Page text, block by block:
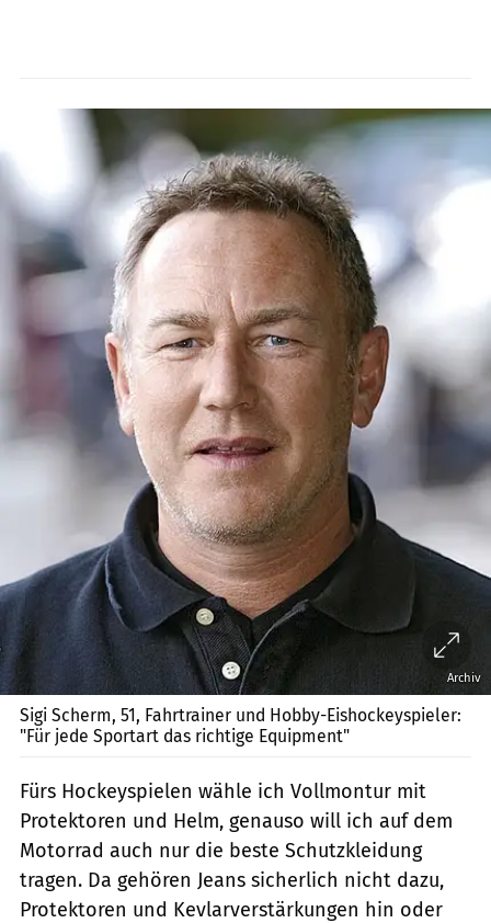
Archiv
Sigi Scherm, 51, Fahrtrainer und Hobby-Eishockeyspieler:
"Für jede Sportart das richtige Equipment"
Fürs Hockeyspielen wähle ich Vollmontur mit
Protektoren und Helm, genauso will ich auf dem
Motorrad auch nur die beste Schutzkleidung
tragen. Da gehören Jeans sicherlich nicht dazu,
Protektoren und Kevlarverstärkungen hin oder